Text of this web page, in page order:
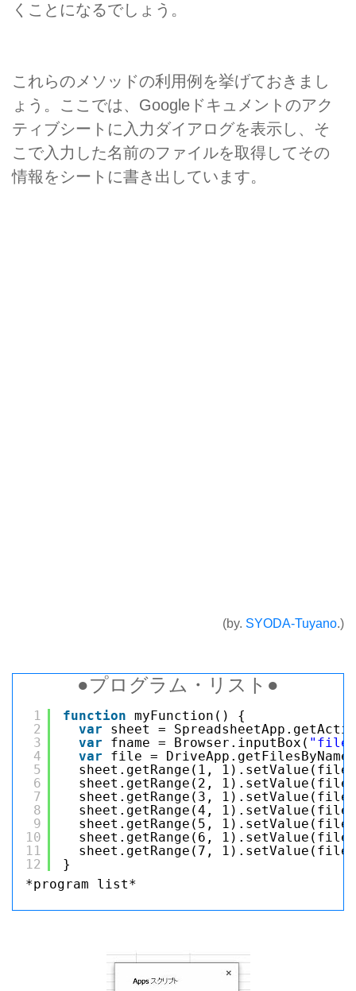
くことになるでしょう。
これらのメソッドの利用例を挙げておきまし
ょう。ここでは、Googleドキュメントのアク
ティブシートに入力ダイアログを表示し、そ
こで入力した名前のファイルを取得してその
情報をシートに書き出しています。
(by. SYODA-Tuyano.)
●プログラム・リスト●
*program list*
1
2
3
4
5
6
7
8
9
10
11
12
function myFunction() {
var
sheet =
var
fname = Browser.inputBox( "file
var
file =
sheet.getRange(1,
sheet.getRange(2,
sheet.getRange(3,
sheet.getRange(4,
sheet.getRange(5,
sheet.getRange(6,
sheet.getRange(7,
}